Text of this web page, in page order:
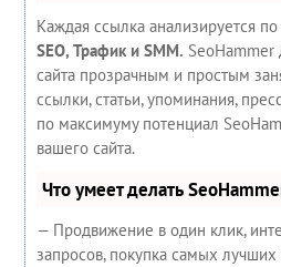
Каждая ссылка анализируется
SEO, Трафик и SMM.
сайта прозрачным и простым
ссылки, статьи, упоминания,
по максимуму потенциал
вашего сайта.
Что умеет делать
— Продвижение в один клик,
запросов, покупка самых